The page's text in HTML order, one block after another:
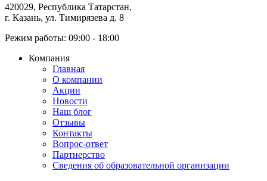
420029, Республика Татарстан,
г. Казань, ул. Тимирязева д. 8
Режим работы: 09:00 - 18:00
Компания
Главная
О компании
Акции
Новости
Наш блог
Отзывы
Контакты
Вопрос-ответ
Партнерство
Сведения об образовательной организации